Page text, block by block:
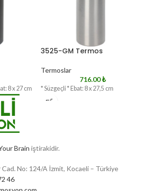
8 x 27 cm
3525-GM Termos
Termoslar
716.00₺
* Süzgeçli * Ebat: 8 x 27,5 cm
Brain iştirakidir.
Cad. No: 124/A İzmit, Kocaeli – Türkiye
46